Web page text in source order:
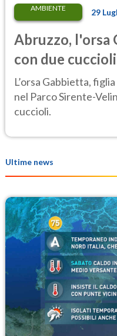
AMBIENTE 29
Abruzzo, l'orsa
con due
Amarena
L’orsa Gabbietta,
nel Parco Sirente-
cuccioli.
Ultime news